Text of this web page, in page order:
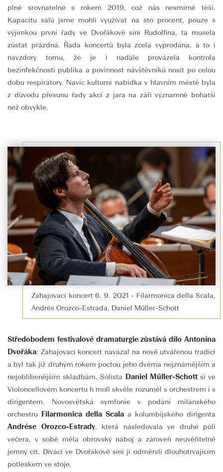
plně srovnatelné s rokem 2019, což nás nesmírně těší.
Kapacitu sálů jsme mohli využívat na sto procent, pouze s
výjimkou první řady ve Dvořákově síni Rudolfina, ta musela
zůstat prázdná. Řada koncertů byla zcela vyprodána, a to i
navzdory tomu, že je i nadále provázela kontrola
bezinfekčnosti publika a povinnost návštěvníků nosit po celou
dobu respirátory. Navíc kulturní nabídka v hlavním městě byla
z důvodu přesunu řady akcí z jara na září významně bohatší
než obvykle.
Zahajovací koncert 6. 9. 2021 - Filarmonica della Scala,
Andrés Orozco-Estrada, Daniel Müller-Schott
Středobodem festivalové dramaturgie zůstává dílo Antonína
Dvořáka: Zahajovací koncert navázal na nově utvářenou tradici
a byl tak již druhým rokem poctou jeho dvěma nejznámějším a
nejoblíbenějším skladbám. Sólista
Daniel Müller-Schottsi ve
Violoncellovém koncertu h moll skvěle rozuměl s orchestrem i s
dirigentem. Novosvětská symfonie v podání milánského
orchestru
Filarmonica della Scala a kolumbijského dirigenta
Andrése Orozco-Estrady, která následovala ve druhé půli
večera, v sobě měla obrovský náboj a zároveň neuvěřitelně
jemný cit. Diváci ve Dvořákově síni ji odměnili dlouhotrvajícím
potleskem ve stoje.